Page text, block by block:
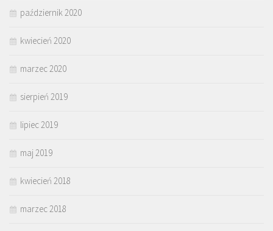
październik 2020
kwiecień 2020
marzec 2020
sierpień 2019
lipiec 2019
maj 2019
kwiecień 2018
marzec 2018